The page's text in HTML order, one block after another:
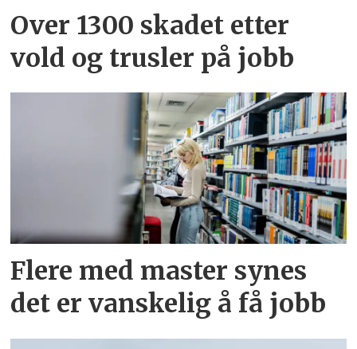
Over 1300 skadet etter
vold og trusler på jobb
Flere med master synes
det er vanskelig å få jobb